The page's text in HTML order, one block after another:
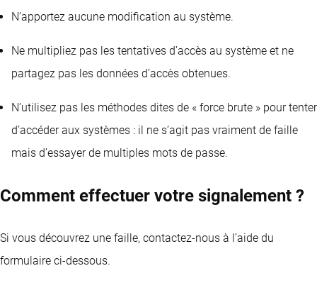
N’apportez aucune modification au système.
Ne multipliez pas les tentatives d’accès au système et ne
partagez pas les données d’accès obtenues.
N’utilisez pas les méthodes dites de « force brute » pour tenter
d’accéder aux systèmes : il ne s’agit pas vraiment de faille
mais d’essayer de multiples mots de passe.
Comment effectuer votre signalement ?
Si vous découvrez une faille, contactez-nous à l’aide du
formulaire ci-dessous.